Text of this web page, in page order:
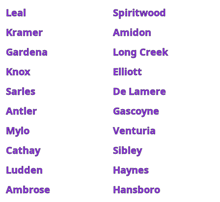
Leal
Spiritwood
Kramer
Amidon
Gardena
Long Creek
Knox
Elliott
Sarles
De Lamere
Antler
Gascoyne
Mylo
Venturia
Cathay
Sibley
Ludden
Haynes
Ambrose
Hansboro